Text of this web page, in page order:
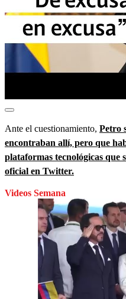
Ante el cuestionamiento, Petro
encontraban allí, pero que
plataformas tecnológicas que
oficial en Twitter.
Videos Semana